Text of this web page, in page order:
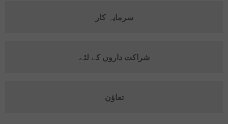
سرمایہ کار
شراکت داروں کے لئے
تعاؤن